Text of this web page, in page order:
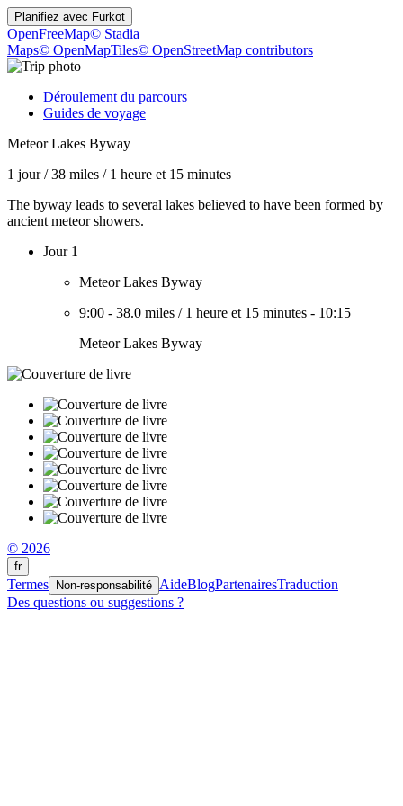
Planifiez avec Furkot
OpenFreeMap© Stadia
Maps© OpenMapTiles© OpenStreetMap contributors
Déroulement du parcours
Guides de voyage
Meteor Lakes Byway
1 jour/38 miles / 1 heure et 15 minutes
The byway leads to several lakes believed to have been formed by
ancient meteor showers.
Jour 1
Meteor Lakes Byway
9:00 - 38.0 miles / 1 heure et 15 minutes - 10:15
Meteor Lakes Byway
© 2026
fr
Termes Non-responsabilité AideBlogPartenairesTraduction
Des questions ou suggestions ?